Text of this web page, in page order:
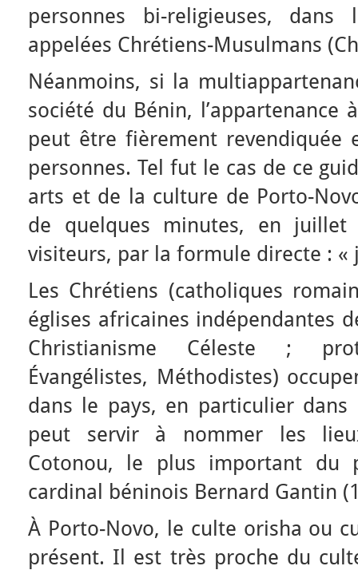
personnes bi-religieuses,
appelées Chrétiens-Musulmans
Néanmoins, si la
société du Bénin, l’appartenance
peut être fièrement revendiquée
personnes. Tel fut le cas de ce
arts et de la culture de Porto-
de quelques minutes, en
visiteurs, par la formule directe : «
Les Chrétiens (catholiques
églises africaines indépendantes
Christianisme Céleste ;
Évangélistes, Méthodistes)
dans le pays, en particulier
peut servir à nommer les
Cotonou, le plus important du
cardinal béninois Bernard Gantin
À Porto-Novo, le culte orisha ou
présent. Il est très proche du